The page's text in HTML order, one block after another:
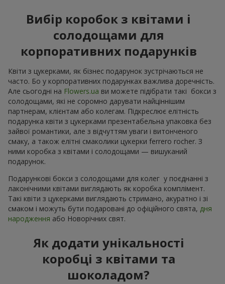
Вибір коробок з квітами і
солодощами для
корпоративних подарунків
Квіти з цукерками, як бізнес подарунок зустрічаються не
часто. Бо у корпоративних подарунках важлива доречність.
Але сьогодні на Flowers.ua ви можете підібрати такі бокси з
солодощами, які не соромно дарувати найціннішим
партнерам, клієнтам або колегам. Підкреслює елітність
подарунка квіти з цукерками презентабельна упаковка без
зайвої романтики, але з відчуттям уваги і витонченого
смаку, а також елітні смаколики цукерки ferrero rocher. З
ними коробка з квітами і солодощами — вишуканий
подарунок.
Подарункові бокси з солодощами для колег у поєднанні з
лаконічними квітами виглядають як коробка комплімент.
Такі квіти з цукерками виглядають стримано, акуратно і зі
смаком і можуть бути подаровані до офіційного свята, дня
народження або Новорічних свят.
Як додати унікальності
коробці з квітами та
шоколадом?